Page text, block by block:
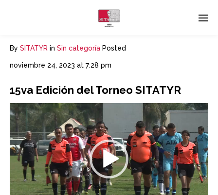
By SITATYR in Sin categoría Posted
noviembre 24, 2023 at 7:28 pm
15va Edición del Torneo SITATYR
Reproductor
de
vídeo